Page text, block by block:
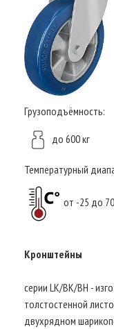
Грузоподъёмность:
до 600 кг
Температурный
от -25 до 70
Кронштейны
серии LK/BK/BH -
толстостенной
двухрядном